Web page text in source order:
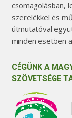
csomagolásban,
szerelékkel és
útmutatóval
minden esetben
CÉGÜNK A
SZÖVETSÉGE